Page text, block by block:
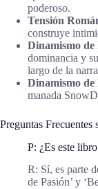
poderoso.
Tensión
construye
Dinamismo de
dominancia y
largo de la
Dinamismo
manada
Preguntas Frecuentes
P: ¿Es este
R: Sí, es parte
de Pasión’ y